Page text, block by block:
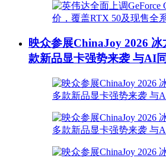
映众参展ChinaJoy 2026
款新品显卡强势来袭 与AI